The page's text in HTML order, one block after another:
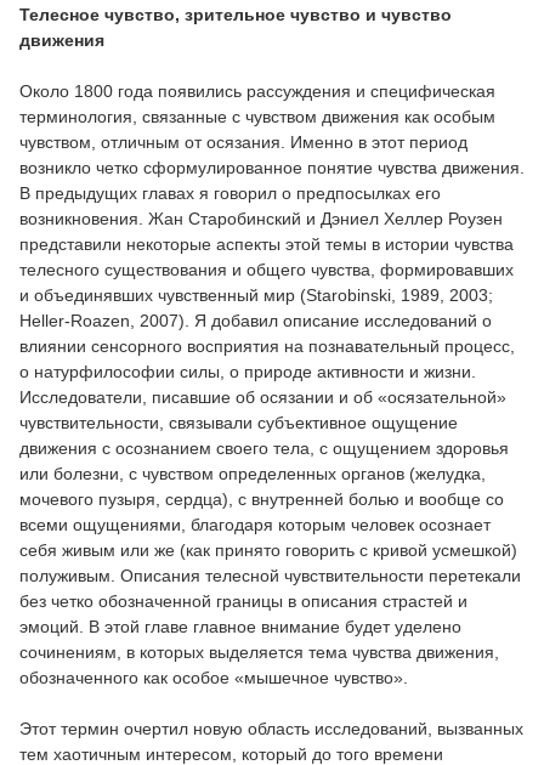
Телесное чувство, зрительное чувство и чувство
движения
Около 1800 года появились рассуждения и специфическая
терминология, связанные с чувством движения как особым
чувством, отличным от осязания. Именно в этот период
возникло четко сформулированное понятие чувства движения.
В предыдущих главах я говорил о предпосылках его
возникновения. Жан Старобинский и Дэниел Хеллер Роузен
представили некоторые аспекты этой темы в истории чувства
телесного существования и общего чувства, формировавших
и объединявших чувственный мир (Starobinski, 1989, 2003;
Heller-Roazen, 2007). Я добавил описание исследований о
влиянии сенсорного восприятия на познавательный процесс,
о натурфилософии силы, о природе активности и жизни.
Исследователи, писавшие об осязании и об «осязательной»
чувствительности, связывали субъективное ощущение
движения с осознанием своего тела, с ощущением здоровья
или болезни, с чувством определенных органов (желудка,
мочевого пузыря, сердца), с внутренней болью и вообще со
всеми ощущениями, благодаря которым человек осознает
себя живым или же (как принято говорить с кривой усмешкой)
полуживым. Описания телесной чувствительности перетекали
без четко обозначенной границы в описания страстей и
эмоций. В этой главе главное внимание будет уделено
сочинениям, в которых выделяется тема чувства движения,
обозначенного как особое «мышечное чувство».
Этот термин очертил новую область исследований, вызванных
тем хаотичным интересом, который до того времени